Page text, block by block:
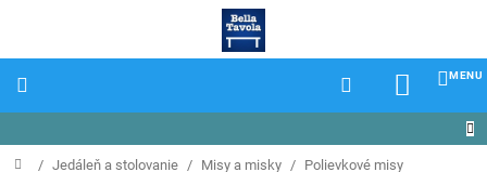
Domov
/ Jedáleň a stolovanie / Misy a misky / Polievkové misy